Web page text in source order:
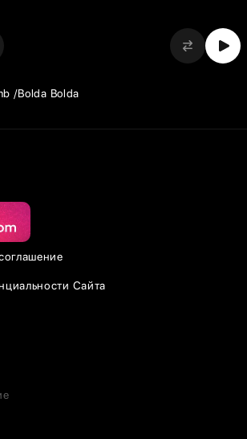
Bolda Bolda
Сайта